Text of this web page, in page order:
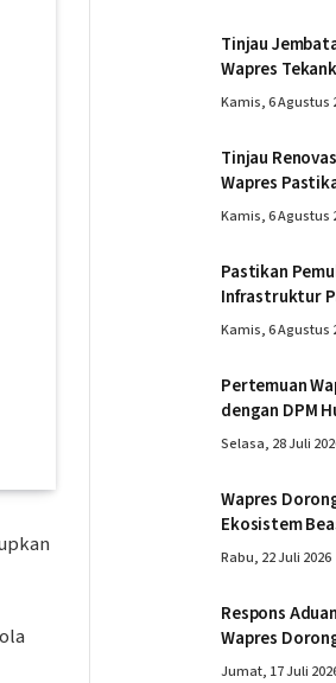
Tinjau
Wapres
Infrastruktur
Kamis, 6 Agustus
Tinjau
Wapres
Kembali
Kamis, 6 Agustus
Pastikan
Infrastruktur
Wapres
Kamis, 6 Agustus
Pertemuan
dengan DPM
Kemitraan
Selasa, 28 Juli
Wapres
Ekosistem
Unggul
Rabu, 22 Juli 2026
Respons
Wapres
016 Serusa
Jumat, 17 Juli